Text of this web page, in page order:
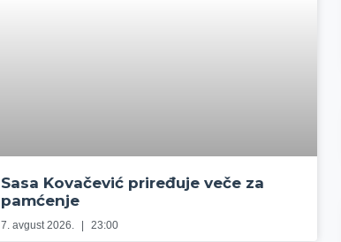
Sasa Kovačević priređuje veče za
pamćenje
7. avgust 2026. 23:00